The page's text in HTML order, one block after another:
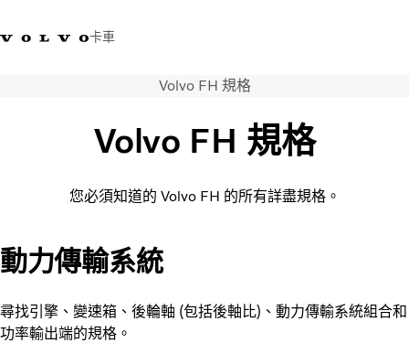
卡車
登入查找經銷商台灣
新聞與媒體
關於我們
聯絡我們
Volvo FH 規格
Volvo FH 規格
您必須知道的 Volvo FH 的所有詳盡規格。
動力傳輸系統
尋找引擎、變速箱、後輪軸 (包括後軸比)、動力傳輸系統組合和
功率輸出端的規格。